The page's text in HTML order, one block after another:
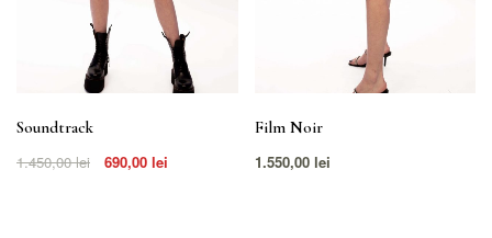
Soundtrack
1.450,00lei 690,00lei
Film Noir
1.550,00 lei